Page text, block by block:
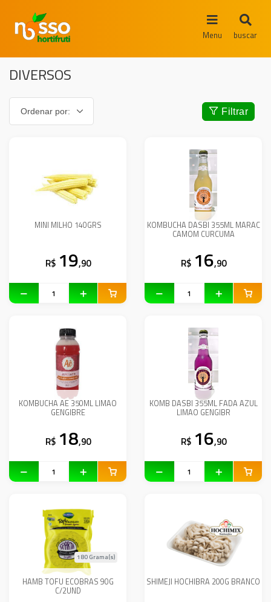
Menu buscar
DIVERSOS
Filtrar
MINI MILHO 140GRS
R$ 19,90
KOMBUCHA DASBI 355ML MARAC
CAMOM CURCUMA
R$ 16,90
KOMBUCHA AE 350ML LIMAO
GENGIBRE
R$ 18,90
KOMB DASBI 355ML FADA AZUL
LIMAO GENGIBR
R$ 16,90
HAMB TOFU ECOBRAS 90G
C/2UND
180 Grama(s)
SHIMEJI HOCHIBRA 200G BRANCO